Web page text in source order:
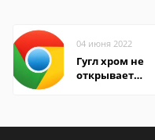
04 июня 2022
Гугл хром не
открывает